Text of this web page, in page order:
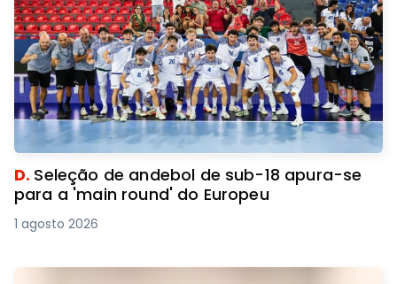
D. Seleção de andebol de sub-18 apura-se
para a 'main round' do Europeu
1 agosto 2026